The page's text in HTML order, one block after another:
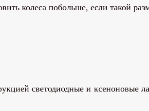
колеса побольше, если такой
светодиодные и ксеноновые